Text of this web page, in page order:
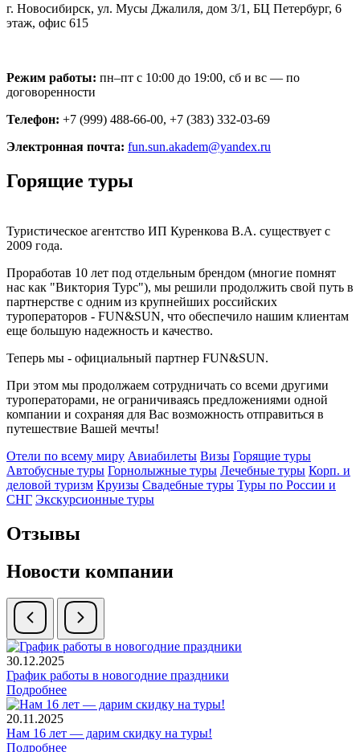
г. Новосибирск, ул. Мусы Джалиля, дом 3/1, БЦ Петербург, 6
этаж, офис 615
Режим работы: пн–пт с 10:00 до 19:00, сб и вс — по
договоренности
Телефон: +7 (999) 488-66-00, +7 (383) 332-03-69
Электронная почта: fun.sun.akadem@yandex.ru
Горящие туры
Туристическое агентство ИП Куренкова В.А. существует с
2009 года.
Проработав 10 лет под отдельным брендом (многие помнят
нас как "Виктория Турс"), мы решили продолжить свой путь в
партнерстве с одним из крупнейших российских
туроператоров - FUN&SUN, что обеспечило нашим клиентам
еще большую надежность и качество.
Теперь мы - официальный партнер FUN&SUN.
При этом мы продолжаем сотрудничать со всеми другими
туроператорами, не ограничиваясь предложениями одной
компании и сохраняя для Вас возможность отправиться в
путешествие Вашей мечты!
Отели по всему миру Авиабилеты Визы Горящие туры
Автобусные туры Горнолыжные туры Лечебные туры Корп. и
деловой туризм Круизы Свадебные туры Туры по России и
СНГ Экскурсионные туры
Отзывы
Новости компании
30.12.2025
График работы в новогодние праздники
Подробнее
20.11.2025
Нам 16 лет — дарим скидку на туры!
Подробнее